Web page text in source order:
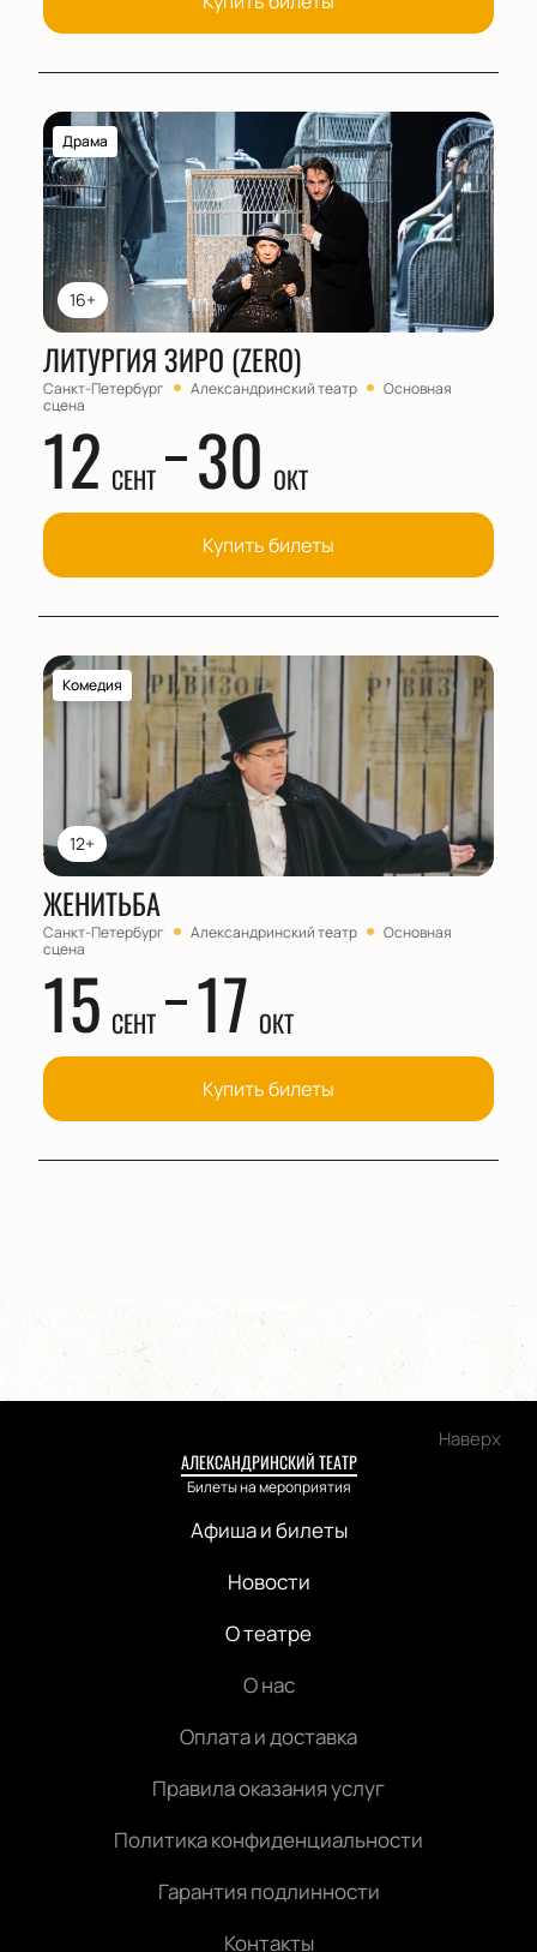
16+
Драма
ЛИТУРГИЯ ЗИРО (ZERO)
Санкт-Петербург Александринский театр
Основная
сцена
12 СЕНТ 30 ОКТ
Купить билеты
12+
Комедия
ЖЕНИТЬБА
Санкт-Петербург Александринский театр
Основная
сцена
15 СЕНТ 17 ОКТ
Купить билеты
Наверх
АЛЕКСАНДРИНСКИЙ ТЕАТР
Билеты на мероприятия
Афиша и билеты
Новости
О театре
О нас
Оплата и доставка
Правила оказания услуг
Политика конфиденциальности
Гарантия подлинности
Контакты